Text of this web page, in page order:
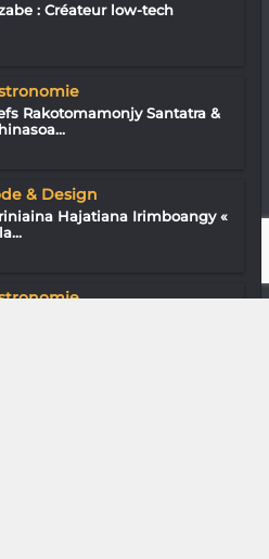
: Créateur low-tech
Rakotomamonjy Santatra &
& Design
Hajatiana Irimboangy «